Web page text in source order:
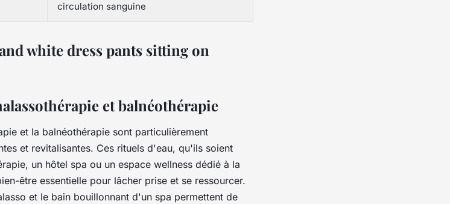
circulation sanguine
et balnéothérapie
et la balnéothérapie sont particulièrement
et revitalisantes. Ces rituels d'eau, qu'ils soient
un hôtel spa ou un espace wellness dédié à la
être essentielle pour lâcher prise et se ressourcer.
et le bain bouillonnant d'un spa permettent de